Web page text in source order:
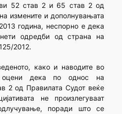
52 став 2 и 65 став 2 од
измените и дополнувањата
година, неспорно е дека
одредби од страна на
2012.
како и наводите во
оцени дека по однос на
2 од Правилата Судот веќе
не произлегуваат
поради што се